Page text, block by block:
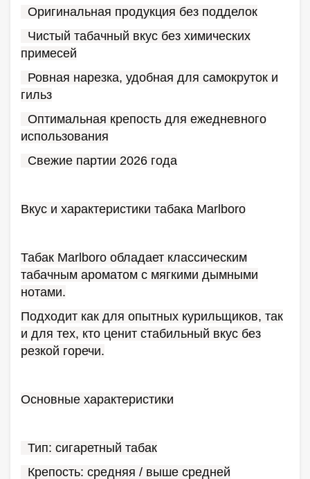
Оригинальная продукция без подделок
Чистый табачный вкус без химических
примесей
Ровная нарезка, удобная для самокруток и
гильз
Оптимальная крепость для ежедневного
использования
Свежие партии 2026 года
Вкус и характеристики табака Marlboro
Табак Marlboro обладает классическим
табачным ароматом с мягкими дымными
нотами.
Подходит как для опытных курильщиков, так
и для тех, кто ценит стабильный вкус без
резкой горечи.
Основные характеристики
Тип: сигаретный табак
Крепость: средняя / выше средней